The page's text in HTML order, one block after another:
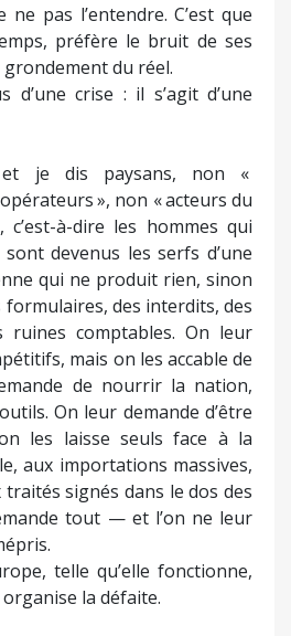
pas l’entendre. C’est que
préfère le bruit de ses
du réel.
d’une crise : il s’agit d’une
je dis paysans, non «
», non « acteurs du
c’est-à-dire les hommes qui
devenus les serfs d’une
qui ne produit rien, sinon
formulaires, des interdits, des
ruines comptables. On leur
mais on les accable de
de nourrir la nation,
On leur demande d’être
les laisse seuls face à la
aux importations massives,
traités signés dans le dos des
tout — et l’on ne leur
telle qu’elle fonctionne,
la défaite.